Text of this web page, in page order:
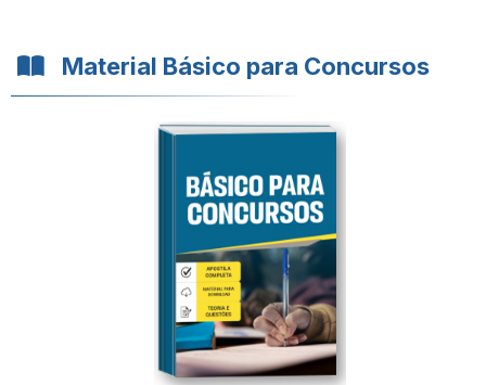
Material Básico para Concursos